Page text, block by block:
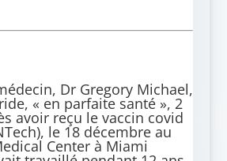
Dr Gregory Michael,
« en parfaite santé », 2
avoir reçu le vaccin covid
le 18 décembre au
Center à Miami